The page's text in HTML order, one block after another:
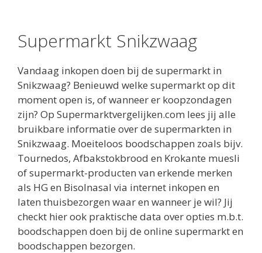
Supermarkt Snikzwaag
Vandaag inkopen doen bij de supermarkt in
Snikzwaag? Benieuwd welke supermarkt op dit
moment open is, of wanneer er koopzondagen
zijn? Op Supermarktvergelijken.com lees jij alle
bruikbare informatie over de supermarkten in
Snikzwaag. Moeiteloos boodschappen zoals bijv.
Tournedos, Afbakstokbrood en Krokante muesli
of supermarkt-producten van erkende merken
als HG en Bisolnasal via internet inkopen en
laten thuisbezorgen waar en wanneer je wil? Jij
checkt hier ook praktische data over opties m.b.t.
boodschappen doen bij de online supermarkt en
boodschappen bezorgen.